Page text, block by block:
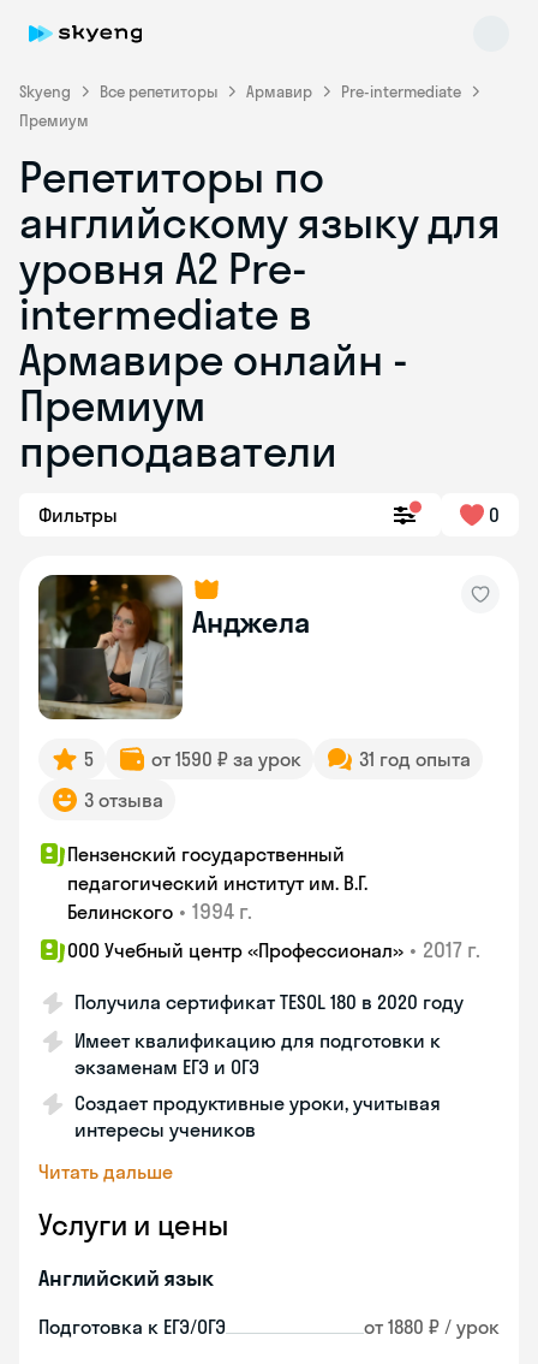
Skyeng Все репетиторы Армавир
Pre-intermediate
Премиум
Репетиторы по
английскому языку для
уровня A2 Pre-
intermediate в
Армавире онлайн -
Премиум
преподаватели
Фильтры 0
Анджела
5 от 1590 ₽ за урок
31 год опыта
3 отзыва
Пензенский государственный
педагогический институт им. В.Г.
Белинского • 1994 г.
ООО Учебный центр «Профессионал» • 2017 г.
Получила сертификат TESOL 180 в 2020 году
Имеет квалификацию для подготовки к
экзаменам ЕГЭ и ОГЭ
Создает продуктивные уроки, учитывая
интересы учеников
Читать дальше
Услуги и цены
Английский язык
Подготовка к ЕГЭ/ОГЭ от 1880 ₽ / урок
Skyeng Chat